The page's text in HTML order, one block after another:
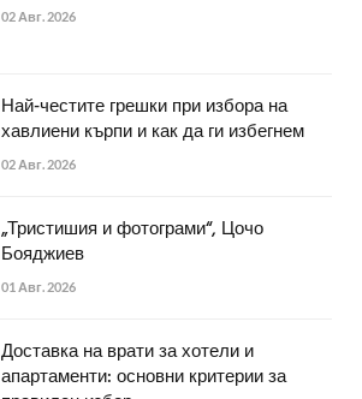
02 Авг. 2026
Най-честите грешки при избора на
хавлиени кърпи и как да ги избегнем
02 Авг. 2026
„Тристишия и фотограми“, Цочо
Бояджиев
01 Авг. 2026
Доставка на врати за хотели и
апартаменти: основни критерии за